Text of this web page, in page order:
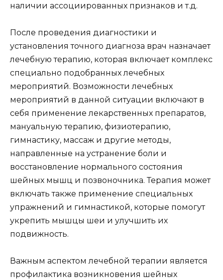
наличии ассоциированных признаков и т.д.
После проведения диагностики и
установления точного диагноза врач назначает
лечебную терапию, которая включает комплекс
специально подобранных лечебных
мероприятий. Возможности лечебных
мероприятий в данной ситуации включают в
себя применение лекарственных препаратов,
мануальную терапию, физиотерапию,
гимнастику, массаж и другие методы,
направленные на устранение боли и
восстановление нормального состояния
шейных мышц и позвоночника. Терапия может
включать также применение специальных
упражнений и гимнастикой, которые помогут
укрепить мышцы шеи и улучшить их
подвижность.
Важным аспектом лечебной терапии является
профилактика возникновения шейных